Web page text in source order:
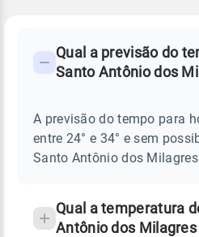
TEMPO
ANTÔNIO
MILAGRES
Perguntas
sobre
chuva
Qual a previsão do
Santo Antônio dos
A previsão do tempo para
entre 24° e 34° e sem
Santo Antônio dos Milagres
Qual a temperatura
Antônio dos Milagres